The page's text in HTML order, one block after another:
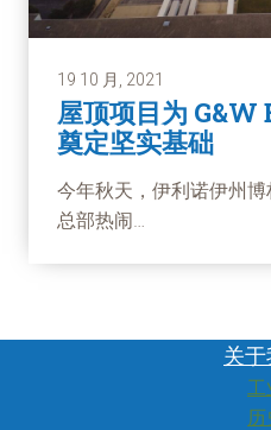
19 10 月, 2021
屋顶项目为
奠定坚实基础
今年秋天，伊利诺伊州
总部热闹…
关
工
历